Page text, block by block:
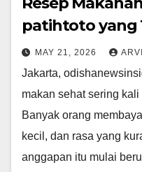
patihtoto yang
MAY 21, 2026
Jakarta,
makan sehat sering
Banyak orang
kecil, dan rasa yang
anggapan itu mulai